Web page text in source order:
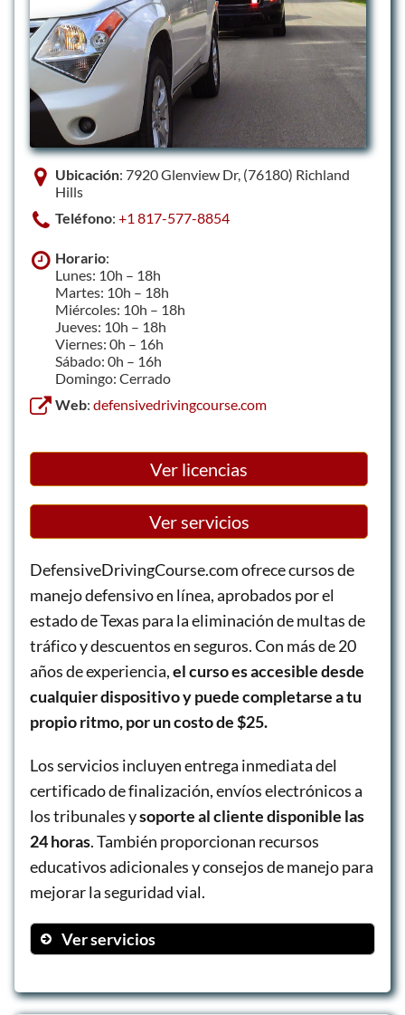
Ubicación: 7920 Glenview Dr, (76180) Richland
Hills
Teléfono: +1 817-577-8854
Horario:
Lunes: 10h – 18h
Martes: 10h – 18h
Miércoles: 10h – 18h
Jueves: 10h – 18h
Viernes: 0h – 16h
Sábado: 0h – 16h
Domingo: Cerrado
Web: defensivedrivingcourse.com
Ver licencias
Ver servicios
DefensiveDrivingCourse.com ofrece cursos de
manejo defensivo en línea, aprobados por el
estado de Texas para la eliminación de multas de
tráfico y descuentos en seguros. Con más de 20
años de experiencia,el curso es accesible desde
cualquier dispositivo y puede completarse a tu
propio ritmo, por un costo de $25.
Los servicios incluyen entrega inmediata del
certificado de finalización, envíos electrónicos a
los tribunales ysoporte al cliente disponible las
24 horas. También proporcionan recursos
educativos adicionales y consejos de manejo para
mejorar la seguridad vial.
Ver servicios
Entrega inmediata del certificado